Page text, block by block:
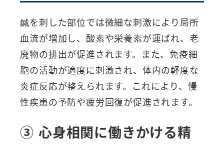
鍼を刺した部位では微細な刺激により局所
血流が増加し、酸素や栄養素が運ばれ、老
廃物の排出が促進されます。また、免疫細
胞の活動が適度に刺激され、体内の軽度な
炎症反応が整えられます。これにより、慢
性疾患の予防や疲労回復が促進されます。
③ 心身相関に働きかける精